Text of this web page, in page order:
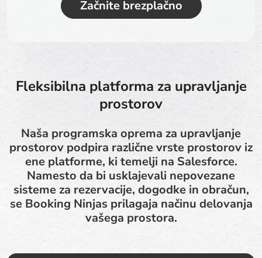
Začnite brezplačno
Fleksibilna platforma za upravljanje
prostorov
Naša programska oprema za upravljanje
prostorov podpira različne vrste prostorov iz
ene platforme, ki temelji na Salesforce.
Namesto da bi usklajevali nepovezane
sisteme za rezervacije, dogodke in obračun,
se Booking Ninjas prilagaja načinu delovanja
vašega prostora.